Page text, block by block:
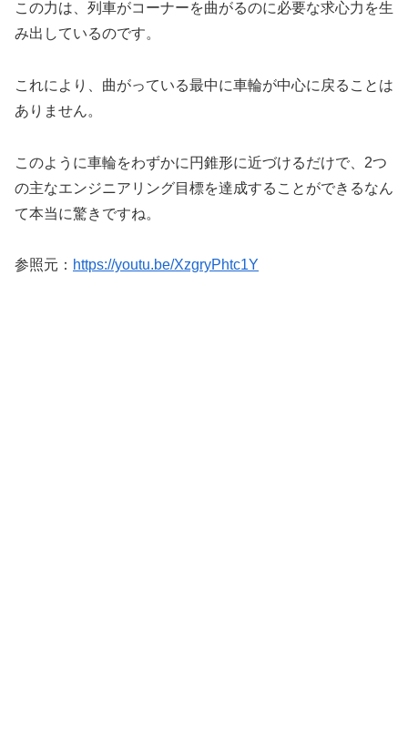
この力は、列車がコーナーを曲がるのに必要な求心力を生
み出しているのです。
これにより、曲がっている最中に車輪が中心に戻ることは
ありません。
このように車輪をわずかに円錐形に近づけるだけで、2つ
の主なエンジニアリング目標を達成することができるなん
て本当に驚きですね。
参照元： https://youtu.be/XzgryPhtc1Y